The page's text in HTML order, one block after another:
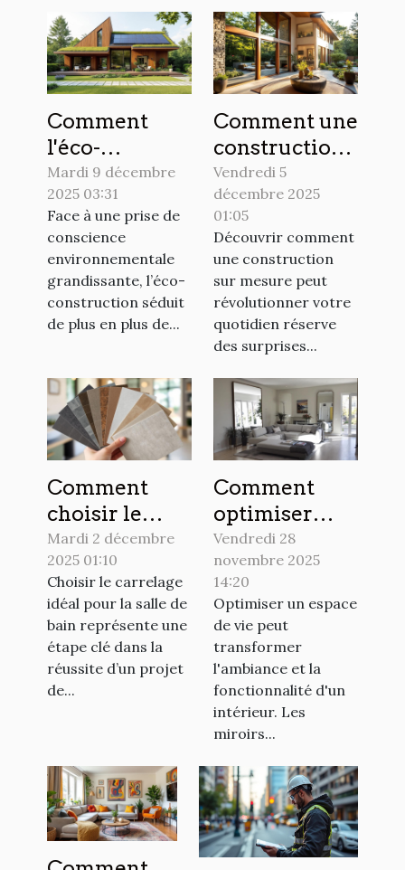
Comment
l'éco-
construction
peut
transformer
votre espace
de vie ?
Mardi 9 décembre
2025 03:31
Face à une prise de
conscience
environnementale
grandissante, l’éco-
construction séduit
de plus en plus de...
Comment une
construction
sur mesure
peut
transformer
votre
quotidien ?
Vendredi 5
décembre 2025
01:05
Découvrir comment
une construction
sur mesure peut
révolutionner votre
quotidien réserve
des surprises...
Comment
choisir le
carrelage
idéal pour
votre salle de
bain ?
Mardi 2 décembre
2025 01:10
Choisir le carrelage
idéal pour la salle de
bain représente une
étape clé dans la
réussite d’un projet
de...
Comment
optimiser
votre espace
de vie avec
des miroirs ?
Vendredi 28
novembre 2025
14:20
Optimiser un espace
de vie peut
transformer
l'ambiance et la
fonctionnalité d'un
intérieur. Les
miroirs...